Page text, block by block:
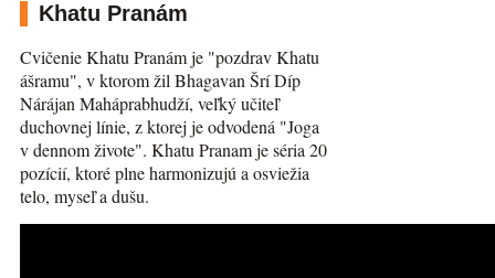
Khatu Pranám
Cvičenie Khatu Pranám je "pozdrav Khatu
ášramu", v ktorom žil Bhagavan Šrí Díp
Nárájan Maháprabhudží, veľký učiteľ
duchovnej línie, z ktorej je odvodená "Joga
v dennom živote". Khatu Pranam je séria 20
pozícií, ktoré plne harmonizujú a osviežia
telo, myseľ a dušu.